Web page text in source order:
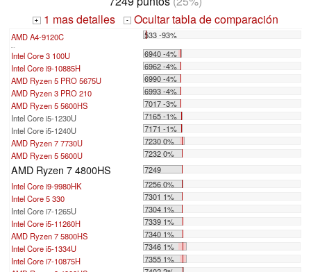
+ 1 mas detalles - Ocultar tabla de comparación
AMD A4-9120C 533 -93%
...
Intel Core 3 100U
6940 -4%
Intel Core i9-10885H
6962 -4%
AMD Ryzen 5 PRO 5675U
6990 -4%
AMD Ryzen 3 PRO 210
6993 -4%
AMD Ryzen 5 5600HS
7017 -3%
Intel Core i5-1230U
7165 -1%
Intel Core i5-1240U
7171 -1%
AMD Ryzen 7 7730U
7230 0%
AMD Ryzen 5 5600U
7232 0%
AMD Ryzen 7 4800HS
7249
Intel Core i9-9980HK
7256 0%
Intel Core 5 330
7301 1%
Intel Core i7-1265U
7304 1%
Intel Core i5-11260H
7339 1%
AMD Ryzen 7 5800HS
7340 1%
Intel Core i5-1334U
7346 1%
Intel Core i7-10875H
7355 1%